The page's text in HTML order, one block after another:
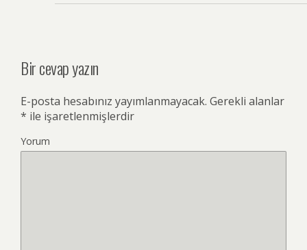
Bir cevap yazın
E-posta hesabınız yayımlanmayacak. Gerekli alanlar
* ile işaretlenmişlerdir
Yorum